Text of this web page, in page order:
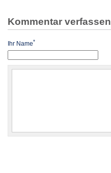
Kommentar verfassen
Ihr Name*